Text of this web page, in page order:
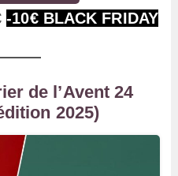
-10€ BLACK FRIDAY
de l’Avent 24
2025)